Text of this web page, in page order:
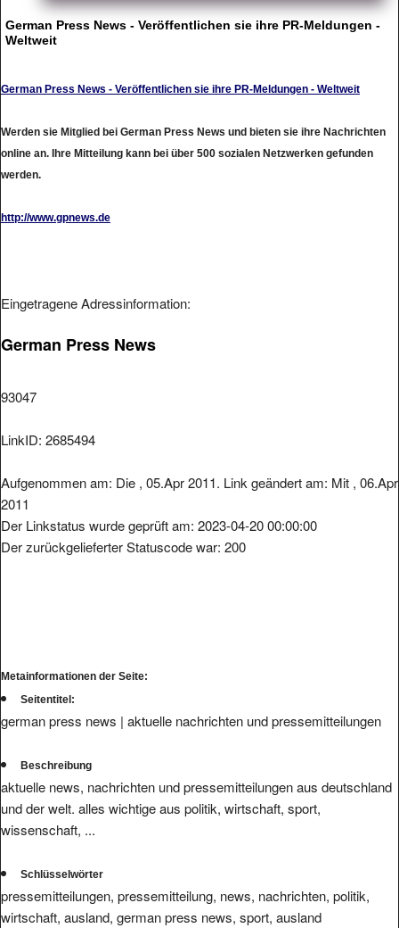
German Press News - Veröffentlichen sie ihre PR-Meldungen -
Weltweit
German Press News - Veröffentlichen sie ihre PR-Meldungen - Weltweit
Werden sie Mitglied bei German Press News und bieten sie ihre Nachrichten
online an. Ihre Mitteilung kann bei über 500 sozialen Netzwerken gefunden
werden.
http://www.gpnews.de
Eingetragene Adressinformation:
German Press News
93047
LinkID: 2685494
Aufgenommen am: Die , 05.Apr 2011. Link geändert am: Mit , 06.Apr
2011
Der Linkstatus wurde geprüft am: 2023-04-20 00:00:00
Der zurückgelieferter Statuscode war: 200
Metainformationen der Seite:
Seitentitel:
german press news | aktuelle nachrichten und pressemitteilungen
Beschreibung
aktuelle news, nachrichten und pressemitteilungen aus deutschland
und der welt. alles wichtige aus politik, wirtschaft, sport,
wissenschaft, ...
Schlüsselwörter
pressemitteilungen, pressemitteilung, news, nachrichten, politik,
wirtschaft, ausland, german press news, sport, ausland